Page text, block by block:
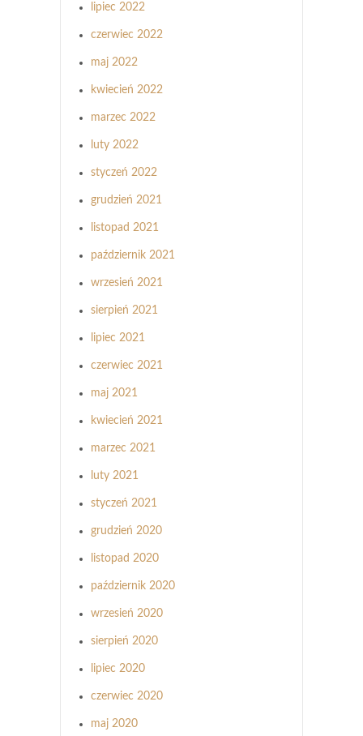
lipiec 2022
czerwiec 2022
maj 2022
kwiecień 2022
marzec 2022
luty 2022
styczeń 2022
grudzień 2021
listopad 2021
październik 2021
wrzesień 2021
sierpień 2021
lipiec 2021
czerwiec 2021
maj 2021
kwiecień 2021
marzec 2021
luty 2021
styczeń 2021
grudzień 2020
listopad 2020
październik 2020
wrzesień 2020
sierpień 2020
lipiec 2020
czerwiec 2020
maj 2020